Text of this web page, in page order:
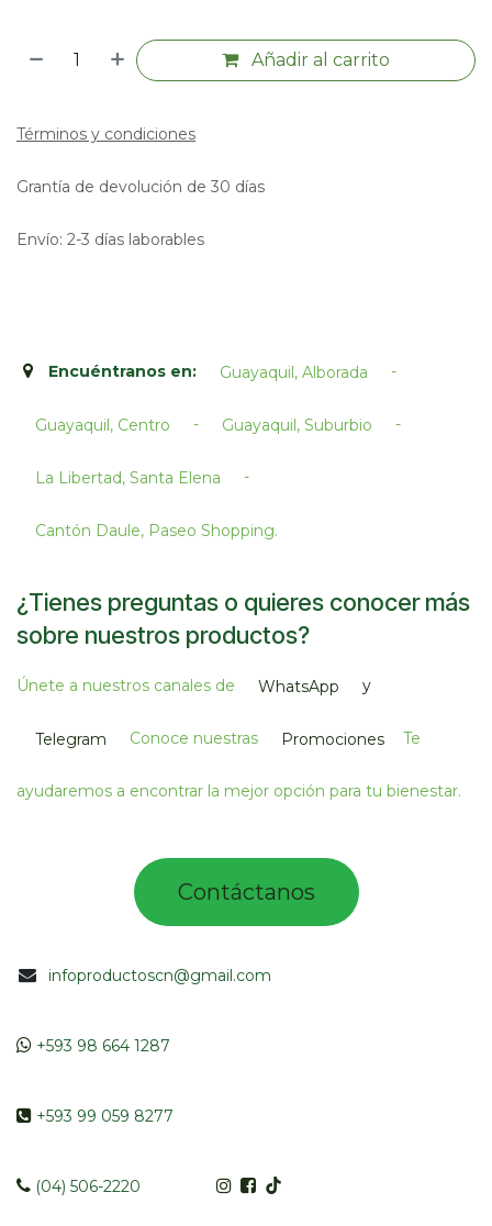
Añadir al carrito
Términos y condiciones
Grantía de devolución de 30 días
Envío: 2-3 días laborables
Encuéntranos en: Guayaquil, Alborada -
Guayaquil, Centro - Guayaquil, Suburbio -
La Libertad, Santa Elena -
Cantón Daule, Paseo Shopping.​
¿Tienes preguntas o quieres conocer más
sobre nuestros productos?
Únete a nuestros canales de WhatsApp y
Telegram Conoce nuestras Promociones Te
ayudaremos a encontrar la mejor opción para tu bienestar.
infoproductoscn@gmail.com
+593 98 664 1287
​ +593 99 059 8277
(04) 506-2220
Contác​tano​​​s​​​​​